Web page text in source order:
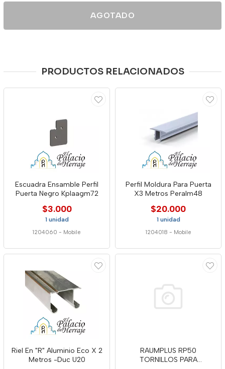
AGOTADO
PRODUCTOS RELACIONADOS
Escuadra Ensamble Perfil
Puerta Negro Kplaagm72
$3.000
1 unidad
1204060 - Mobile
Perfil Moldura Para Puerta
X3 Metros Peralm48
$20.000
1 unidad
1204018 - Mobile
Riel En "R" Aluminio Eco X 2
Metros -Duc U20
RAUMPLUS RP50
TORNILLOS PARA